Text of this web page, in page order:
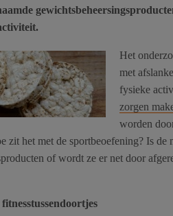
Het
met
fysieke
zorgen
worden
zit het met de sportbeoefening? Is de
of wordt ze er net door